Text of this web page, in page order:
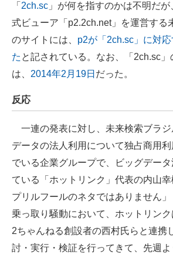
「 2ch.sc 」が何を指すのかは不明だ
式ビューア「p2.2ch.net」を運営する
のサイトには、 p2が「2ch.sc」に対
た と記されている。なお、「2ch.sc」
は、 2014年2月19日 だった。
反応
一連の発表に対し、未来検索ブラジ
データの法人利用について独占商用
でいる企業グループで、ビッグデー
ている「ホットリンク」代表の内山
プリルフールのネタではありません
乗っ取り騒動において、ホットリンク
2ちゃんねる創設者の西村氏らと連携
討・実行・検証を行ってきて、先週